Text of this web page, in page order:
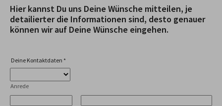
Winter
Team & Incentive
Schule & Azubi
Infos
Hier kannst Du uns Deine Wünsche mitteilen, je
detailierter die Informationen sind, desto genauer
können wir auf Deine Wünsche eingehen.
Deine Kontaktdaten *
Anrede